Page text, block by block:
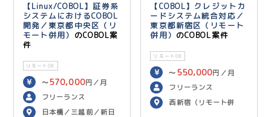
【Linux/COBOL】証券系
システムにおけるCOBOL
開発／東京都中央区（リ
モート併用） のCOBOL案
件
リモートOK
〜 570,000円／月
フリーランス
日本橋／三越前／新日
【COBOL】クレジットカ
ードシステム統合対応／
東京都新宿区（リモート
併用） のCOBOL案件
リモートOK
〜 550,000円／月
フリーランス
西新宿（リモート併